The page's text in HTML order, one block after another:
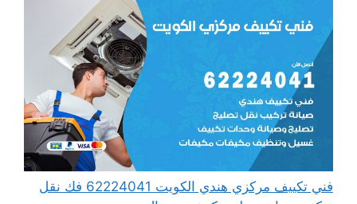
فني تكييف مركزي هندي الكويت 62224041 فك نقل